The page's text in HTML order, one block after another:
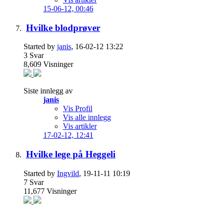
15-06-12, 00:46
Hvilke blodprøver
Started by janis, 16-02-12 13:22
3 Svar
8,609 Visninger
Siste innlegg av
janis
Vis Profil
Vis alle innlegg
Vis artikler
17-02-12, 12:41
Hvilke lege på Heggeli
Started by Ingvild, 19-11-11 10:19
7 Svar
11,677 Visninger